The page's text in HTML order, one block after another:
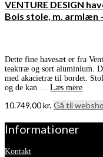
VENTURE DESIGN
Bois stole, m. armlæn
Dette fine havesæt er fra
teaktræ og sort aluminium.
med akacietræ til bordet.
og de kan … Læs mere
10.749,00kr. Gå til
Informationer
Kontakt